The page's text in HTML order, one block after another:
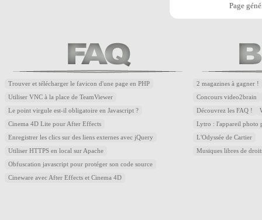
Page
Trouver et télécharger le favicon d'une page en PHP
Utiliser VNC à la place de TeamViewer
Le point virgule est-il obligatoire en Javascript ?
Cinema 4D Lite pour After Effects
Enregistrer les clics sur des liens externes avec jQuery
Utiliser HTTPS en local sur Apache
Obfuscation javascript pour protéger son code source
Cineware avec After Effects et Cinema 4D
2 magazines à gagner !
Concours video2brain
Découvrez les FAQ !
Lytro : l'appareil photo
L'Odyssée de Cartier
Musiques libres de